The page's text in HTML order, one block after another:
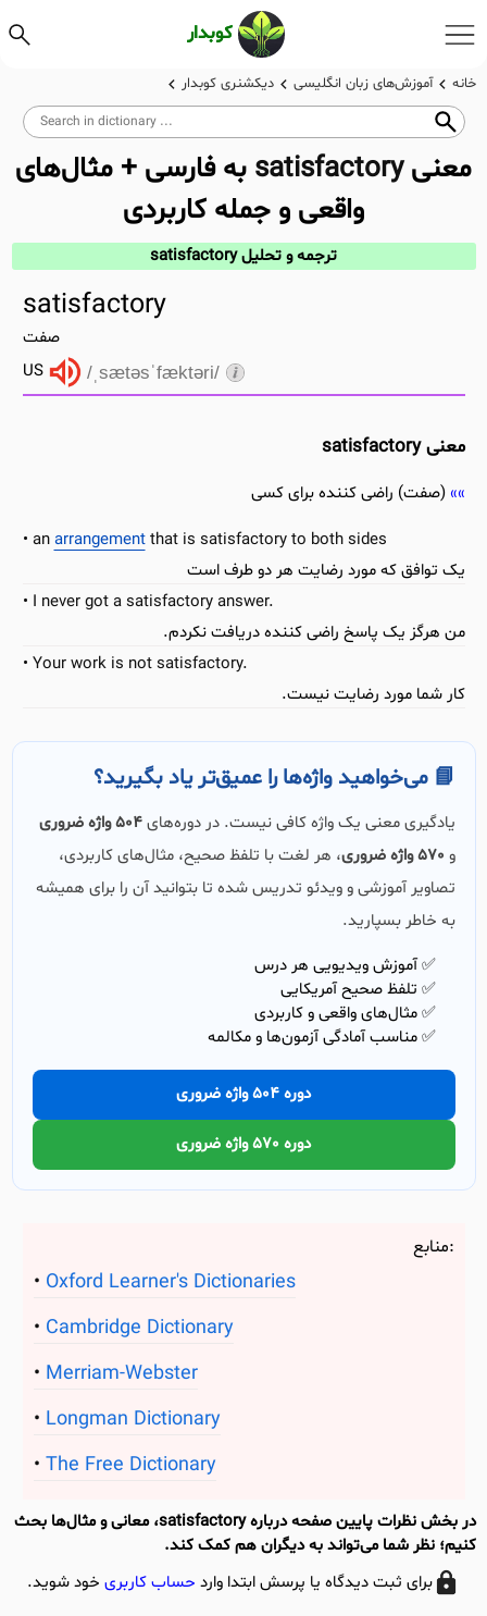
کوبدار
خانه آموزش‌های زبان انگلیسی دیکشنری کوبدار
معنیsatisfactory به فارسی + مثال‌های
واقعی و جمله کاربردی
ترجمه و تحلیل satisfactory
satisfactory
صفت
US
/ˌsætəsˈfæktəri/
معنی satisfactory
(صفت) راضی کننده برای کسی
anarrangementthat is satisfactory to both sides
یک توافق که مورد رضایت هر دو طرف است
I never got a satisfactory answer.
من هرگز یک پاسخ راضی کننده دریافت نکردم.
Your work is not satisfactory.
کار شما مورد رضایت نیست.
📘 می‌خواهید واژه‌ها را عمیق‌تر یاد بگیرید؟
یادگیری معنی یک واژه کافی نیست. در دوره‌های504 واژه ضروری
و 570 واژه ضروری
، هر لغت با تلفظ صحیح، مثال‌های کاربردی،
تصاویر آموزشی و ویدئو تدریس شده تا بتوانید آن را برای همیشه
به خاطر بسپارید.
✅ آموزش ویدیویی هر درس
✅ تلفظ صحیح آمریکایی
✅ مثال‌های واقعی و کاربردی
✅ مناسب آمادگی آزمون‌ها و مکالمه
دوره 504 واژه ضروری
دوره 570 واژه ضروری
منابع:
Oxford Learner's Dictionaries
Cambridge Dictionary
Merriam-Webster
Longman Dictionary
The Free Dictionary
در بخش نظرات پایین صفحه درباره satisfactory، معانی و مثال‌ها بحث
کنیم؛ نظر شما می‌تواند به دیگران هم کمک کند.
برای ثبت دیدگاه یا پرسش ابتدا وارد حساب کاربری خود شوید.